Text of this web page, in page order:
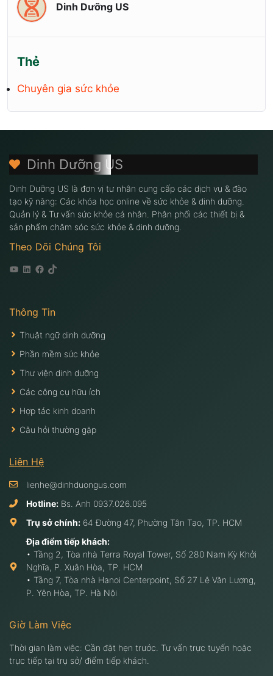
Dinh Dưỡng US
Thẻ
Chuyên gia sức khỏe
Dinh Dưỡng US
Dinh Dưỡng US là đơn vị tư nhân cung cấp các dịch vụ & đào
tạo kỹ năng: Các khóa học online về sức khỏe & dinh dưỡng.
Quản lý & Tư vấn sức khỏe cá nhân. Phân phối các thiết bị &
sản phẩm chăm sóc sức khỏe & dinh dưỡng.
Theo Dõi Chúng Tôi
Youtube
Linkedin
Facebook
Tiktok
Thông Tin
Thuật ngữ dinh dưỡng
Phần mềm sức khỏe
Thư viện dinh dưỡng
Các công cụ hữu ích
Hợp tác kinh doanh
Câu hỏi thường gặp
Liên Hệ
lienhe@dinhduongus.com
Hotline: Bs. Anh 0937.026.095
Trụ sở chính: 64 Đường 47, Phường Tân Tạo, TP. HCM
Địa điểm tiếp khách:
• Tầng 2, Tòa nhà Terra Royal Tower, Số 280 Nam Kỳ Khởi
Nghĩa, P. Xuân Hòa, TP. HCM
• Tầng 7, Tòa nhà Hanoi Centerpoint, Số 27 Lê Văn Lương,
P. Yên Hòa, TP. Hà Nội
Giờ Làm Việc
Thời gian làm việc: Cần đặt hẹn trước. Tư vấn trực tuyến hoặc
trực tiếp tại trụ sở/ điểm tiếp khách.